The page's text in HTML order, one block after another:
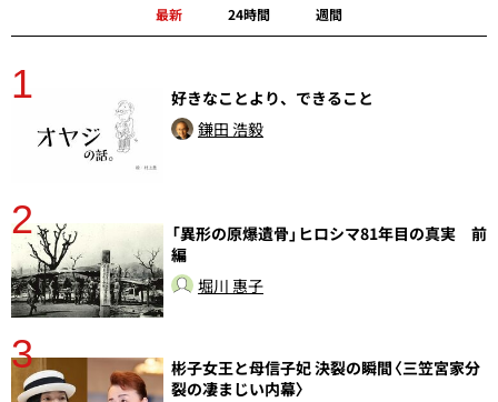
最新 24時間 週間
1
好きなことより、できること
鎌田 浩毅
2
「異形の原爆遺骨」ヒロシマ81年目の真実 前
編
堀川 惠子
3
彬子女王と母信子妃 決裂の瞬間〈三笠宮家分
裂の凄まじい内幕〉